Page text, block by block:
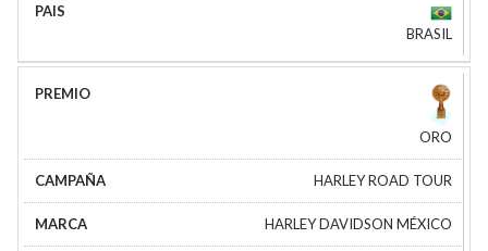
BRASIL
ORO
HARLEY ROAD TOUR
HARLEY DAVIDSON MÉXICO